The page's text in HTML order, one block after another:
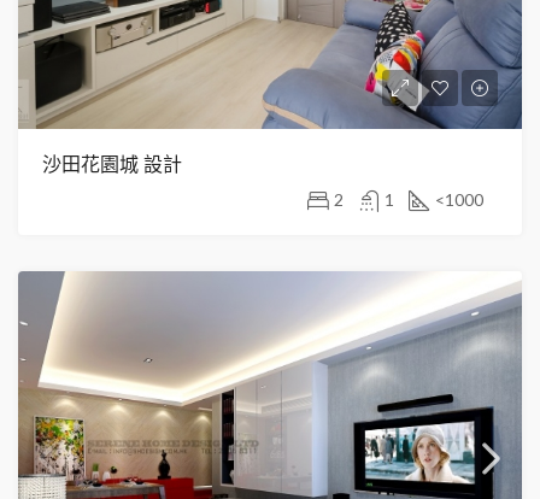
沙田花園城 設計
2 1 <1000